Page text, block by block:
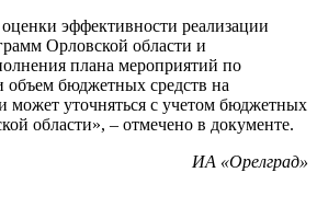
эффективности реализации
Орловской области и
плана мероприятий по
объем бюджетных средств на
может уточняться с учетом бюджетных
области», – отмечено в документе.
ИА «Орелград»